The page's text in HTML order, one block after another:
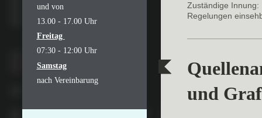
Zuständige
Regelungen
und
und von
13.00 - 17.00 Uhr
Freitag
07:30 - 12:00 Uhr
Samstag
nach Vereinbarung